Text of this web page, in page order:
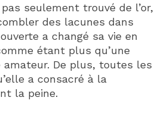
seulement trouvé de l’or,
des lacunes dans
a changé sa vie en
étant plus qu’une
amateur. De plus, toutes les
a consacré à la
la peine.